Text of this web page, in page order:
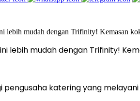
lebih mudah dengan Trifinity!
pengusaha katering yang